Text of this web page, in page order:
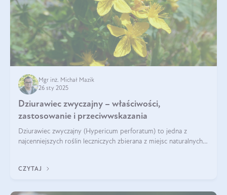
Mgr inż. Michał Mazik
26 sty 2025
Dziurawiec zwyczajny – właściwości,
zastosowanie i przeciwwskazania
Dziurawiec zwyczajny (Hypericum perforatum) to jedna z
najcenniejszych roślin leczniczych zbierana z miejsc naturalnych i
CZYTAJ